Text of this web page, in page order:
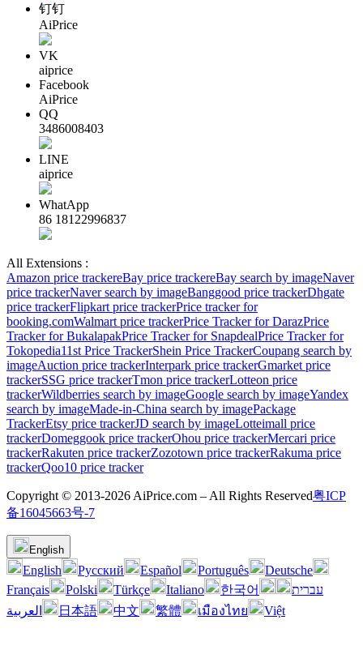
钉钉
AiPrice
VK
aiprice
Facebook
AiPrice
QQ
3486008403
LINE
aiprice
WhatApp
86 18122996837
All Extensions :
Amazon price trackereBay price trackereBay search by imageNaver
price trackerNaver search by imageBanggood price trackerDhgate
price trackerFlipkart price trackerPrice tracker for
booking.comWalmart price trackerPrice Tracker for DarazPrice
Tracker for BukalapakPrice Tracker for SnapdealPrice Tracker for
Tokopedia11st Price TrackerShein Price TrackerCoupang search by
imageAuction price trackerInterpark price trackerGmarket price
trackerSSG price trackerTmon price trackerLotteon price
trackerWildberries search by imageGoogle search by imageYandex
search by imageMade-in-China search by imagePackage
TrackerEtsy price trackerJD search by imageLotteimall price
trackerDomeggook price trackerOhou price trackerMercari price
trackerRakuten price trackerZozotown price trackerRakuma price
trackerQoo10 price tracker
Copyright © 2013-2026 AiPrice.com – All Rights Reserved粤ICP
备16045663号-7
English
English Pусский Español Português
Deutsche
Français
Polski Türkçe Italiano 한국어
עברית
العربية
日本語 中文 繁體 เมืองไทย Việt